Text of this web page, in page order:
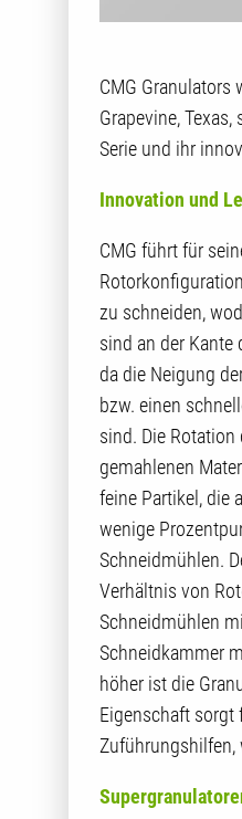
CMG Granulators
Grapevine,
Serie und ihr
Innovation und
CMG führt für
zu schneiden,
sind an der
da die Neigung
bzw. einen
sind. Die
gemahlenen
feine Partikel, die
wenige
Schneidmühlen.
Verhältnis von
Schneidmühlen
Schneidkammer
höher ist die
Eigenschaft sorgt